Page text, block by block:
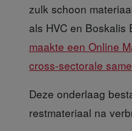
zulk schoon
als HVC en Boskalis
maakte een Online
cross-sectorale
Deze onderlaag
restmateriaal na